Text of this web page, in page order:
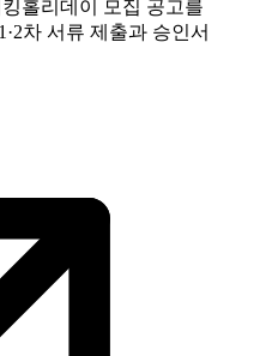
홀리데이 모집 공고를
차 서류 제출과 승인서